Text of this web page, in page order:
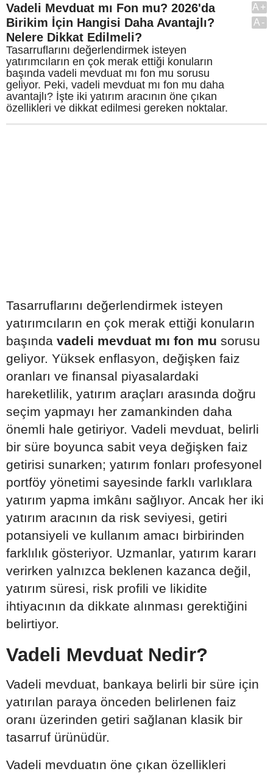
Vadeli Mevduat mı Fon mu? 2026'da
Birikim İçin Hangisi Daha Avantajlı?
Nelere Dikkat Edilmeli?
Tasarruflarını değerlendirmek isteyen
yatırımcıların en çok merak ettiği konuların
başında vadeli mevduat mı fon mu sorusu
geliyor. Peki, vadeli mevduat mı fon mu daha
avantajlı? İşte iki yatırım aracının öne çıkan
özellikleri ve dikkat edilmesi gereken noktalar.
A+
A-
Tasarruflarını değerlendirmek isteyen
yatırımcıların en çok merak ettiği konuların
başında vadeli mevduat mı fon mu sorusu
geliyor. Yüksek enflasyon, değişken faiz
oranları ve finansal piyasalardaki
hareketlilik, yatırım araçları arasında doğru
seçim yapmayı her zamankinden daha
önemli hale getiriyor. Vadeli mevduat, belirli
bir süre boyunca sabit veya değişken faiz
getirisi sunarken; yatırım fonları profesyonel
portföy yönetimi sayesinde farklı varlıklara
yatırım yapma imkânı sağlıyor. Ancak her iki
yatırım aracının da risk seviyesi, getiri
potansiyeli ve kullanım amacı birbirinden
farklılık gösteriyor. Uzmanlar, yatırım kararı
verirken yalnızca beklenen kazanca değil,
yatırım süresi, risk profili ve likidite
ihtiyacının da dikkate alınması gerektiğini
belirtiyor.
Vadeli Mevduat Nedir?
Vadeli mevduat, bankaya belirli bir süre için
yatırılan paraya önceden belirlenen faiz
oranı üzerinden getiri sağlanan klasik bir
tasarruf ürünüdür.
Vadeli mevduatın öne çıkan özellikleri